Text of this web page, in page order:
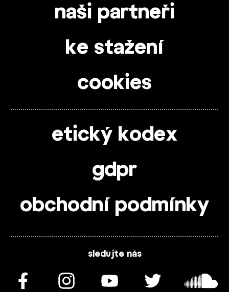
naši partneři
ke stažení
cookies
etický kodex
gdpr
obchodní podmínky
sledujte nás